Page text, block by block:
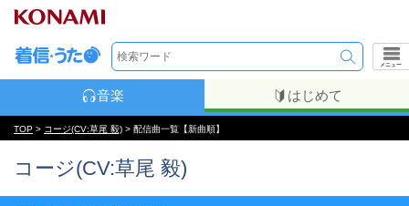
メニュー
音楽 はじめて
TOP > コージ(CV:草尾 毅) > 配信曲一覧【新曲順】
コージ(CV:草尾 毅)